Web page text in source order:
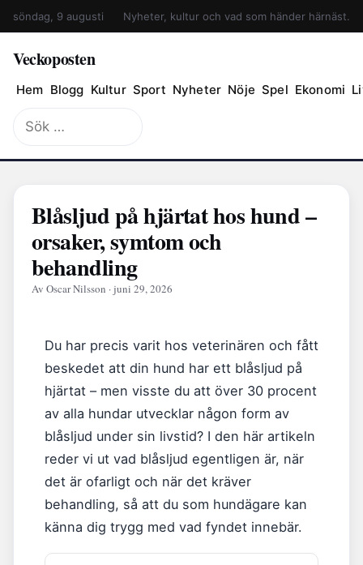
söndag, 9 augusti Nyheter, kultur och vad som händer härnäst.
Veckoposten
Hem Blogg Kultur Sport Nyheter Nöje Spel Ekonomi
Sök
efter:
Blåsljud på hjärtat hos hund –
orsaker, symtom och
behandling
Av Oscar Nilsson · juni 29, 2026
Du har precis varit hos veterinären och fått
beskedet att din hund har ett blåsljud på
hjärtat – men visste du att över 30 procent
av alla hundar utvecklar någon form av
blåsljud under sin livstid? I den här artikeln
reder vi ut vad blåsljud egentligen är, när
det är ofarligt och när det kräver
behandling, så att du som hundägare kan
känna dig trygg med vad fyndet innebär.